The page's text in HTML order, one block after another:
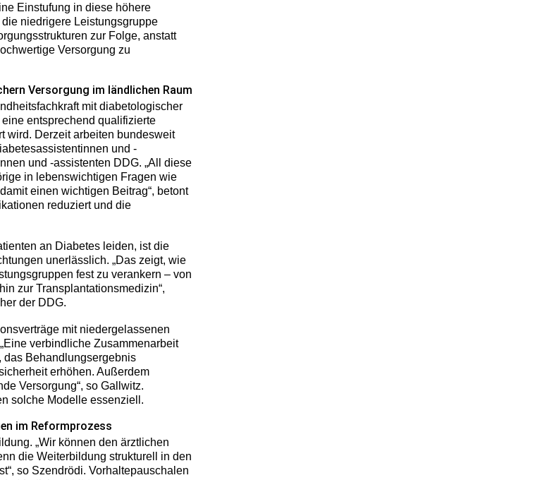
Einstufung in diese höhere
niedrigere Leistungsgruppe
zur Folge, anstatt
Versorgung zu
Versorgung im ländlichen Raum
mit diabetologischer
entsprechend qualifizierte
wird. Derzeit arbeiten bundesweit
und -
und -assistenten DDG. „All diese
in lebenswichtigen Fragen wie
einen wichtigen Beitrag“, betont
reduziert und die
an Diabetes leiden, ist die
unerlässlich. „Das zeigt, wie
fest zu verankern – von
zur Transplantationsmedizin“,
der DDG.
mit niedergelassenen
verbindliche Zusammenarbeit
das Behandlungsergebnis
erhöhen. Außerdem
Versorgung“, so Gallwitz.
solche Modelle essenziell.
im Reformprozess
„Wir können den ärztlichen
die Weiterbildung strukturell in den
so Szendrödi. Vorhaltepauschalen